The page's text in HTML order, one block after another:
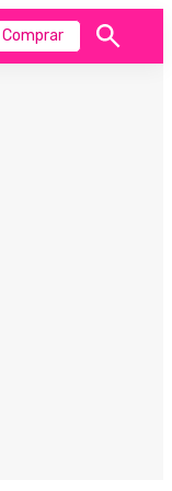
Comprar
Mostrar